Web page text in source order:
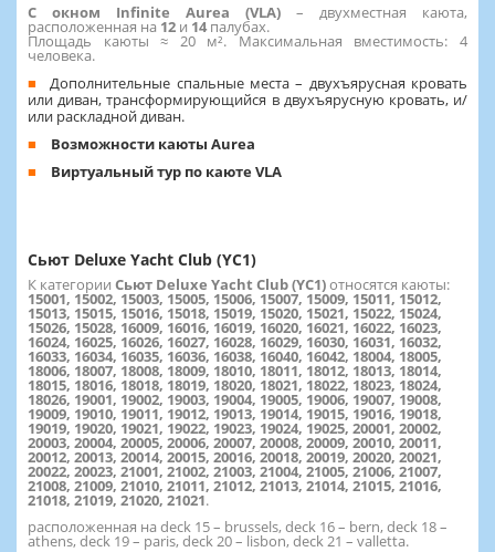
С окном Infinite Aurea (VLA) – двухместная каюта,
расположенная на 12 и 14палубах.
Площадь каюты ≈ 20 м². Максимальная вместимость: 4
человека.
Дополнительные спальные места – двухъярусная кровать
или диван, трансформирующийся в двухъярусную кровать, и/
или раскладной диван.
Возможности каюты Aurea
Виртуальный тур по каюте VLA
Сьют Deluxe Yacht Club (YC1)
К категории Сьют Deluxe Yacht Club (YC1)относятся каюты:
15001, 15002, 15003, 15005, 15006, 15007, 15009, 15011, 15012,
15013, 15015, 15016, 15018, 15019, 15020, 15021, 15022, 15024,
15026, 15028, 16009, 16016, 16019, 16020, 16021, 16022, 16023,
16024, 16025, 16026, 16027, 16028, 16029, 16030, 16031, 16032,
16033, 16034, 16035, 16036, 16038, 16040, 16042, 18004, 18005,
18006, 18007, 18008, 18009, 18010, 18011, 18012, 18013, 18014,
18015, 18016, 18018, 18019, 18020, 18021, 18022, 18023, 18024,
18026, 19001, 19002, 19003, 19004, 19005, 19006, 19007, 19008,
19009, 19010, 19011, 19012, 19013, 19014, 19015, 19016, 19018,
19019, 19020, 19021, 19022, 19023, 19024, 19025, 20001, 20002,
20003, 20004, 20005, 20006, 20007, 20008, 20009, 20010, 20011,
20012, 20013, 20014, 20015, 20016, 20018, 20019, 20020, 20021,
20022, 20023, 21001, 21002, 21003, 21004, 21005, 21006, 21007,
21008, 21009, 21010, 21011, 21012, 21013, 21014, 21015, 21016,
21018, 21019, 21020, 21021.
расположенная на deck 15 – brussels, deck 16 – bern, deck 18 –
athens, deck 19 – paris, deck 20 – lisbon, deck 21 – valletta.